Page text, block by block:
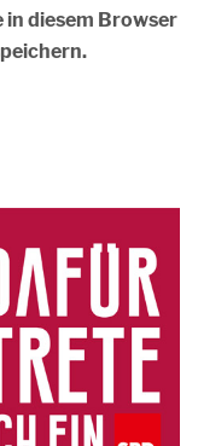
in diesem Browser